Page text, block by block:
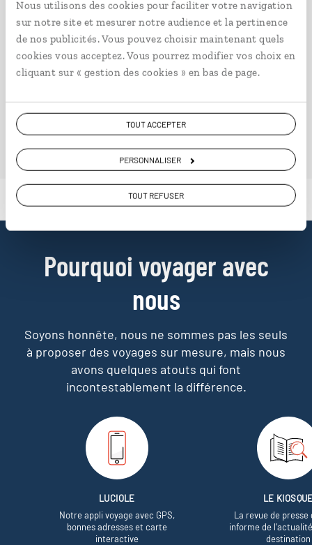
Nous utilisons des cookies pour faciliter votre navigation
sur notre site et mesurer notre audience et la pertinence
de nos publicités. Vous pouvez choisir maintenant quels
cookies vous acceptez. Vous pourrez modifier vos choix en
cliquant sur « gestion des cookies » en bas de page.
TOUT ACCEPTER
PERSONNALISER
TOUT REFUSER
VOIR NOS 4 IDÉES DE VOYAGE EN CHINE DE L'EST
Pourquoi voyager avec
nous
Soyons honnête, nous ne sommes pas les seuls
à proposer des voyages sur mesure, mais nous
avons quelques atouts qui font
incontestablement la différence.
LUCIOLE
Notre appli voyage avec GPS,
bonnes adresses et carte
interactive
LE
La revue de presse
informe de
destination